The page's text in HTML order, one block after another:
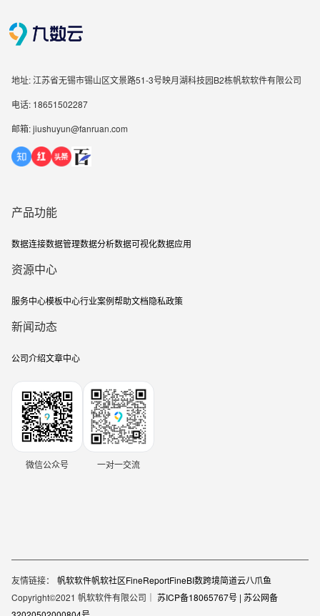
地址: 江苏省无锡市锡山区文景路51-3号映月湖科技园B2栋帆软软件有限公司
电话: 18651502287
邮箱: jiushuyun@fanruan.com
产品功能
数据连接数据管理数据分析数据可视化数据应用
资源中心
服务中心模板中心行业案例帮助文档隐私政策
新闻动态
公司介绍文章中心
微信公众号 一对一交流
友情链接： 帆软软件帆软社区FineReportFineBI数跨境简道云八爪鱼
Copyright©2021 帆软软件有限公司｜ 苏ICP备18065767号 | 苏公网备